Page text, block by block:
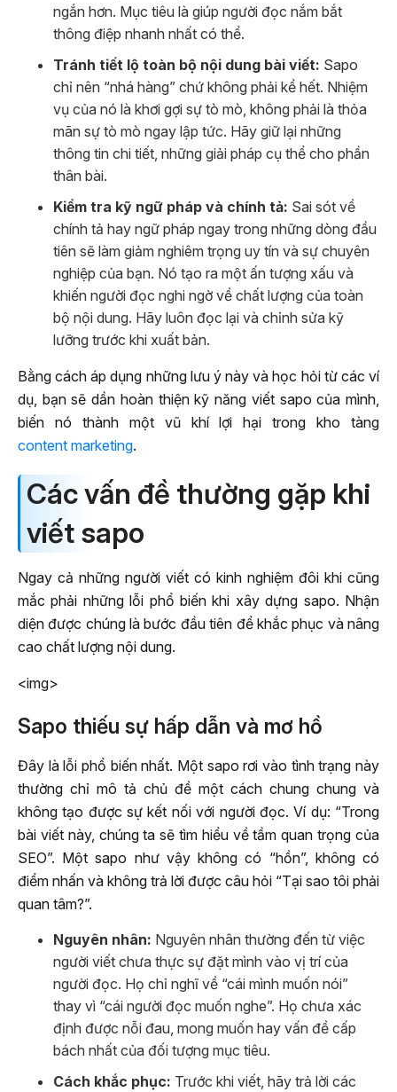
ngắn hơn. Mục tiêu là giúp người đọc nắm bắt
thông điệp nhanh nhất có thể.
Tránh tiết lộ toàn bộ nội dung bài viết: Sapo
chỉ nên “nhá hàng” chứ không phải kể hết. Nhiệm
vụ của nó là khơi gợi sự tò mò, không phải là thỏa
mãn sự tò mò ngay lập tức. Hãy giữ lại những
thông tin chi tiết, những giải pháp cụ thể cho phần
thân bài.
Kiểm tra kỹ ngữ pháp và chính tả: Sai sót về
chính tả hay ngữ pháp ngay trong những dòng đầu
tiên sẽ làm giảm nghiêm trọng uy tín và sự chuyên
nghiệp của bạn. Nó tạo ra một ấn tượng xấu và
khiến người đọc nghi ngờ về chất lượng của toàn
bộ nội dung. Hãy luôn đọc lại và chỉnh sửa kỹ
lưỡng trước khi xuất bản.
Bằng cách áp dụng những lưu ý này và học hỏi từ các ví
dụ, bạn sẽ dần hoàn thiện kỹ năng viết sapo của mình,
biến nó thành một vũ khí lợi hại trong kho tàng
content marketing.
Các vấn đề thường gặp khi
viết sapo
Ngay cả những người viết có kinh nghiệm đôi khi cũng
mắc phải những lỗi phổ biến khi xây dựng sapo. Nhận
diện được chúng là bước đầu tiên để khắc phục và nâng
cao chất lượng nội dung.
<img>
Sapo thiếu sự hấp dẫn và mơ hồ
Đây là lỗi phổ biến nhất. Một sapo rơi vào tình trạng này
thường chỉ mô tả chủ đề một cách chung chung và
không tạo được sự kết nối với người đọc. Ví dụ: “Trong
bài viết này, chúng ta sẽ tìm hiểu về tầm quan trọng của
SEO”. Một sapo như vậy không có “hồn”, không có
điểm nhấn và không trả lời được câu hỏi “Tại sao tôi phải
quan tâm?”.
Nguyên nhân: Nguyên nhân thường đến từ việc
người viết chưa thực sự đặt mình vào vị trí của
người đọc. Họ chỉ nghĩ về “cái mình muốn nói”
thay vì “cái người đọc muốn nghe”. Họ chưa xác
định được nỗi đau, mong muốn hay vấn đề cấp
bách nhất của đối tượng mục tiêu.
Cách khắc phục: Trước khi viết, hãy trả lời các